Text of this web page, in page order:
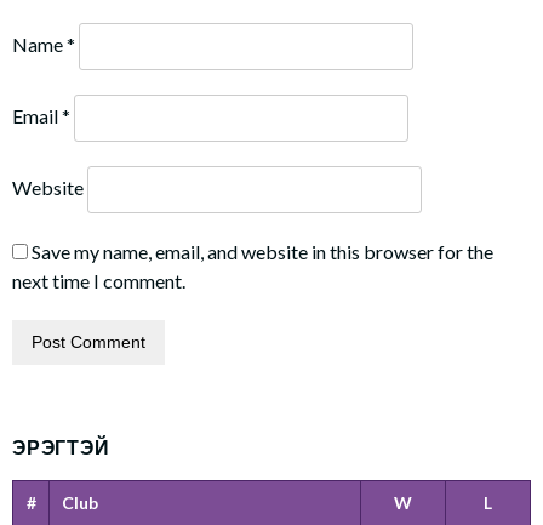
Name*
Email*
Website
Save my name, email, and website in this browser for the
next time I comment.
ЭРЭГТЭЙ
# Club W L